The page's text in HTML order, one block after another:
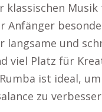
klassischen Musik
Anfänger
langsame und
viel Platz für
ist ideal,
zu